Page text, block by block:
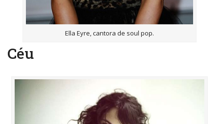
Ella Eyre, cantora de soul pop.
Céu